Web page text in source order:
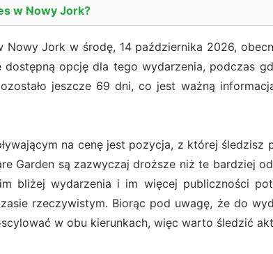
w Nowy Jork?
Nowy Jork w środę, 14 października 2026,
dostępną opcję dla tego wydarzenia, podczas
jeszcze 69 dni, co jest ważną
na cenę jest pozycja, z której
Garden są zazwyczaj droższe niż te bardziej
bliżej wydarzenia i im więcej publiczności
rzeczywistym. Biorąc pod uwagę, że do
w obu kierunkach, więc warto śledzić